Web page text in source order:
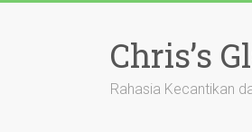
Chris’s
Rahasia Kecantikan